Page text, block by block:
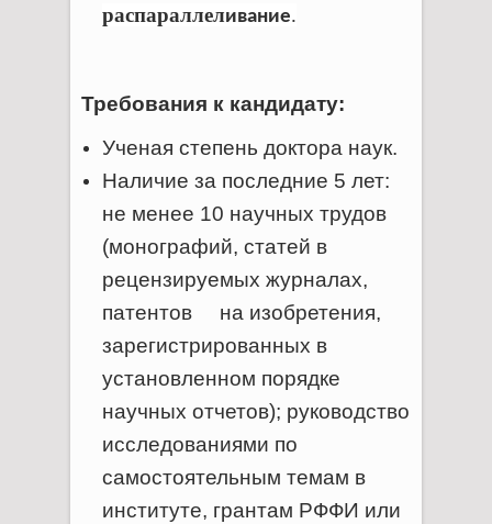
распараллеливание.
Требования к кандидату:
Ученая степень доктора наук.
Наличие за последние 5 лет:
не менее 10 научных трудов
(монографий, статей в
рецензируемых журналах,
патентов на изобретения,
зарегистрированных в
установленном порядке
научных отчетов); руководство
исследованиями по
самостоятельным темам в
институте, грантам РФФИ или